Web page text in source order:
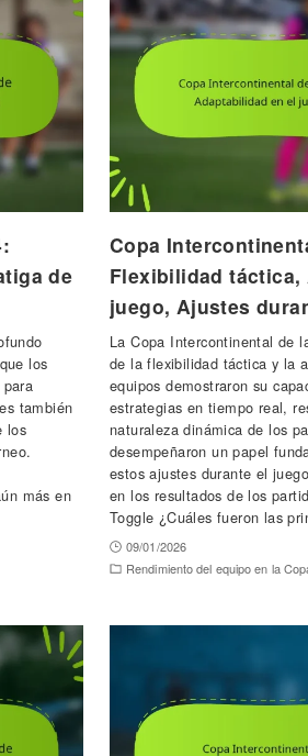
de
los
también
los
más en
Copa
Flexibilidad táctica,
juego, Ajustes
La Copa Intercontinental de
de la flexibilidad táctica y la
equipos demostraron su
estrategias en tiempo real,
naturaleza dinámica de los
desempeñaron un papel
estos ajustes durante el
en los resultados de los
Toggle ¿Cuáles fueron las
09/01/2026
Rendimiento del equipo en la